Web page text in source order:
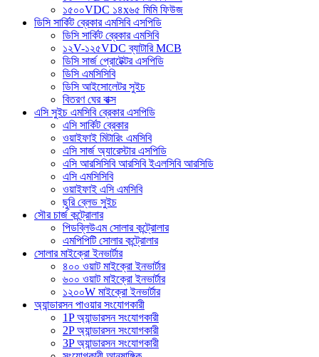
১৫০০VDC ১৪x৬৫ মিমি ফিউজ
ডিসি সার্কিট ব্রেকার এমসিবি এসপিডি
ডিসি সার্কিট ব্রেকার এমসিবি
১২V-১২৫VDC ব্যাটারি MCB
ডিসি সার্জ প্রোটেক্টর এসপিডি
ডিসি এমসিসিবি
ডিসি আইসোলেটর সুইচ
বিতরণ ঘের বাক্স
এসি সুইচ এমসিবি ব্রেকার এসপিডি
এসি সার্কিট ব্রেকার
ওয়াইফাই মিটারিং এমসিবি
এসি সার্জ অ্যারেস্টার এসপিডি
এসি আরসিসিবি আরসিবি ইএলসিবি আরসিডি
এসি এমসিসিবি
ওয়াইফাই এসি এমসিবি
ছুরি ব্লেড সুইচ
সৌর চার্জ কন্ট্রোলার
পিডব্লিউএম সোলার কন্ট্রোলার
এমপিপিটি সোলার কন্ট্রোলার
সোলার মাইক্রো ইনভার্টার
৪০০ ওয়াট মাইক্রো ইনভার্টার
৬০০ ওয়াট মাইক্রো ইনভার্টার
১২০০W মাইক্রো ইনভার্টার
অ্যান্ডারসন পাওয়ার সংযোগকারী
1P অ্যান্ডারসন সংযোগকারী
2P অ্যান্ডারসন সংযোগকারী
3P অ্যান্ডারসন সংযোগকারী